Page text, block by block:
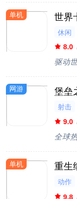
单机 世界
休闲
8.0
驱动
网游 堡垒
射击
多人
9.0
全球
单机 重生
动作
9.8